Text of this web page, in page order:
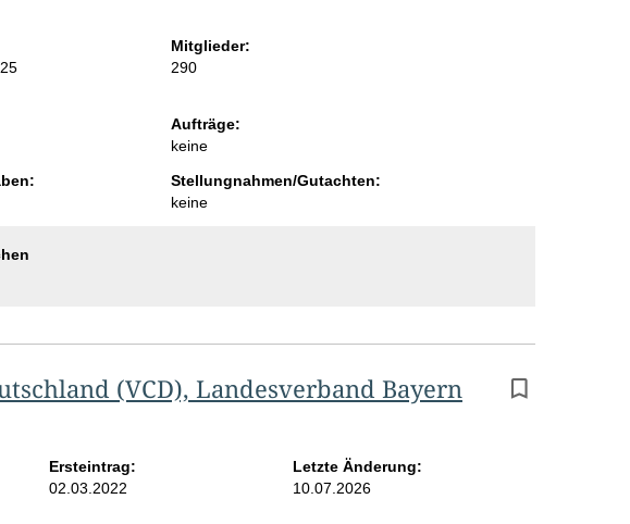
Mitglieder:
290
Aufträge:
keine
Stellungnahmen/Gutachten:
keine
(VCD), Landesverband Bayern
Ersteintrag:
02.03.2022
Letzte Änderung:
10.07.2026